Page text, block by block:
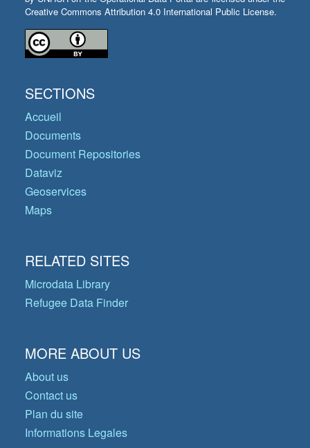
Creative Commons Attribution 4.0 International Public License.
SECTIONS
Accueil
Documents
Document Repositories
Dataviz
Geoservices
Maps
RELATED SITES
Microdata Library
Refugee Data Finder
MORE ABOUT US
About us
Contact us
Plan du site
Informations Legales